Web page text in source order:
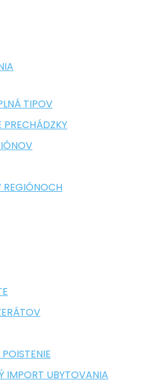
TIPOV
PRECHÁDZKY
REGIÓNOCH
IMPORT UBYTOVANIA